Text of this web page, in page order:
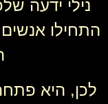
נילי ידעה
התחילו
לכן, היא